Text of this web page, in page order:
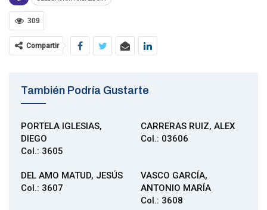
309
Compartir
También Podría Gustarte
PORTELA IGLESIAS,
DIEGO
Col.: 3605
CARRERAS RUIZ, ALEX
Col.: 03606
DEL AMO MATUD, JESÚS
Col.: 3607
VASCO GARCÍA,
ANTONIO MARÍA
Col.: 3608